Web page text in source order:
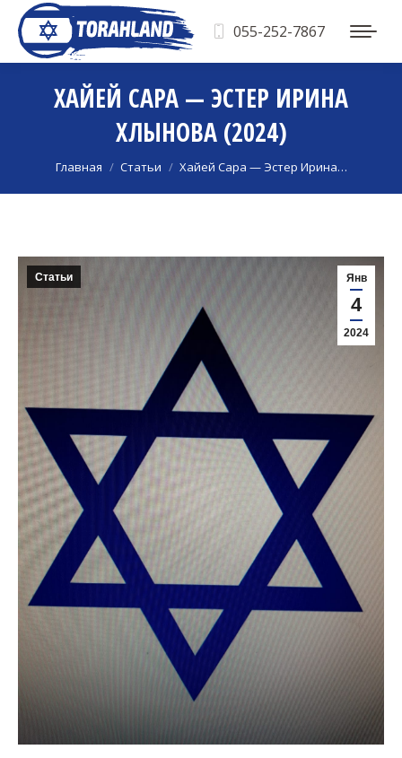
055-252-7867
ХАЙЕЙ САРА — ЭСТЕР ИРИНА
ХЛЫНОВА (2024)
Вы здесь:
Главная Статьи Хайей Сара — Эстер Ирина…
Янв
4
2024
Статьи